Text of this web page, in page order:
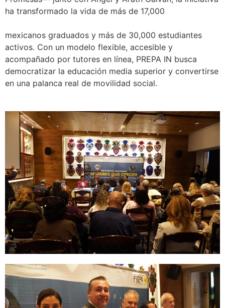
ha transformado la vida de más de 17,000
mexicanos graduados y más de 30,000 estudiantes
activos. Con un modelo flexible, accesible y
acompañado por tutores en línea, PREPA IN busca
democratizar la educación media superior y convertirse
en una palanca real de movilidad social.